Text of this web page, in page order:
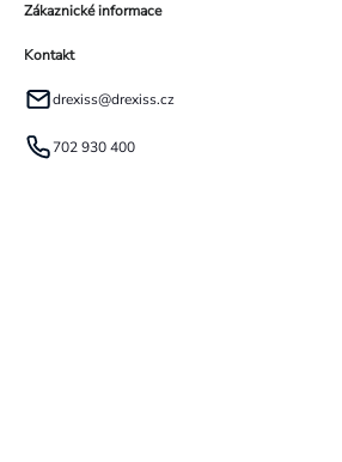
Zákaznické informace
Kontakt
drexiss@drexiss.cz
702 930 400